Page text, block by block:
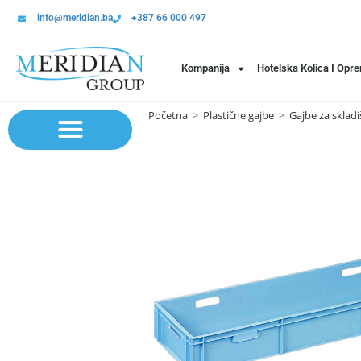
info@meridian.ba +387 66 000 497
Kompanija Hotelska Kolica I
Početna > Plastične gajbe > Gajbe za